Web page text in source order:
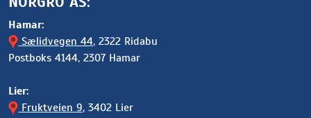
Hamar:
Sælidvegen 44, 2322 Ridabu
Postboks 4144, 2307 Hamar
Lier:
Fruktveien 9, 3402 Lier